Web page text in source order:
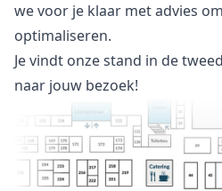
we voor je klaar met advies
optimaliseren.
Je vindt onze stand in de
naar jouw bezoek!